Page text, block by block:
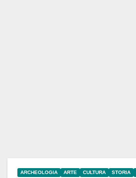
ARCHEOLOGIA ARTE CULTURA STORIA